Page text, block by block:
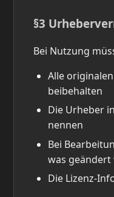
§3
Bei Nutzung
Alle
beibehalten
Die Urheber
nennen
Bei
was
Die Lizenz-